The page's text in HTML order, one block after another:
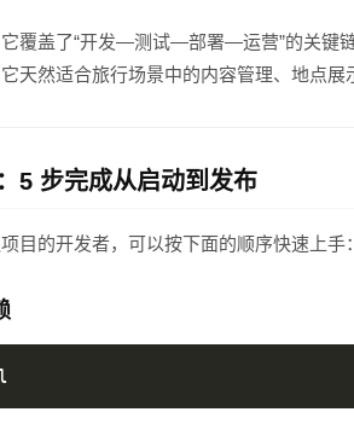
它覆盖了“开发—测试—部署—运营”的关键
天然适合旅行场景中的内容管理、地点
5 步完成从启动到发布
目的开发者，可以按下面的顺序快速上手